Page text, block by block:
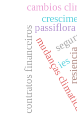
resiencia
contratos financeiros ies
cambios
passiflora